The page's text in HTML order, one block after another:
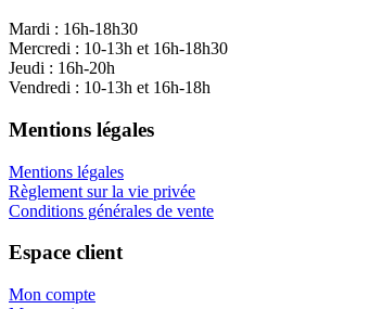
Mardi : 16h-18h30
Mercredi : 10-13h et 16h-18h30
Jeudi : 16h-20h
Vendredi : 10-13h et 16h-18h
Mentions légales
Mentions légales
Règlement sur la vie privée
Conditions générales de vente
Espace client
Mon compte